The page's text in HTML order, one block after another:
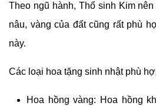
Theo ngũ hành, Thổ sinh Kim
nâu, vàng của đất cũng rất phù
này.
Các loại hoa tặng sinh nhật phù
Hoa hồng vàng: Hoa hồng